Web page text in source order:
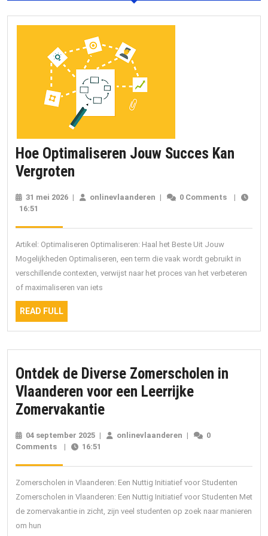
Hoe Optimaliseren Jouw Succes Kan
Vergroten
Jouw
Succes
Kan
Vergroten
31 mei 2026 31
| onlinevlaanderen onlinevlaanderen
| 0 Comments
|
16:51
Artikel: Optimaliseren Optimaliseren: Haal het Beste Uit Jouw
Mogelijkheden Optimaliseren, een term die vaak wordt gebruikt in
verschillende contexten, verwijst naar het proces van het verbeteren
of maximaliseren van iets
READ FULL
FULL
Ontdek de Diverse Zomerscholen in
Vlaanderen voor een Leerrijke
ZomervakantieOntdek
Diverse
Zomerscholen
in
Vlaanderen
voor
04 september 2025 04
september
| onlinevlaanderen onlinevlaanderen
|
0
Comments
| 16:51
Zomerscholen in Vlaanderen: Een Nuttig Initiatief voor Studenten
Zomerscholen in Vlaanderen: Een Nuttig Initiatief voor Studenten Met
de zomervakantie in zicht, zijn veel studenten op zoek naar manieren
om hun